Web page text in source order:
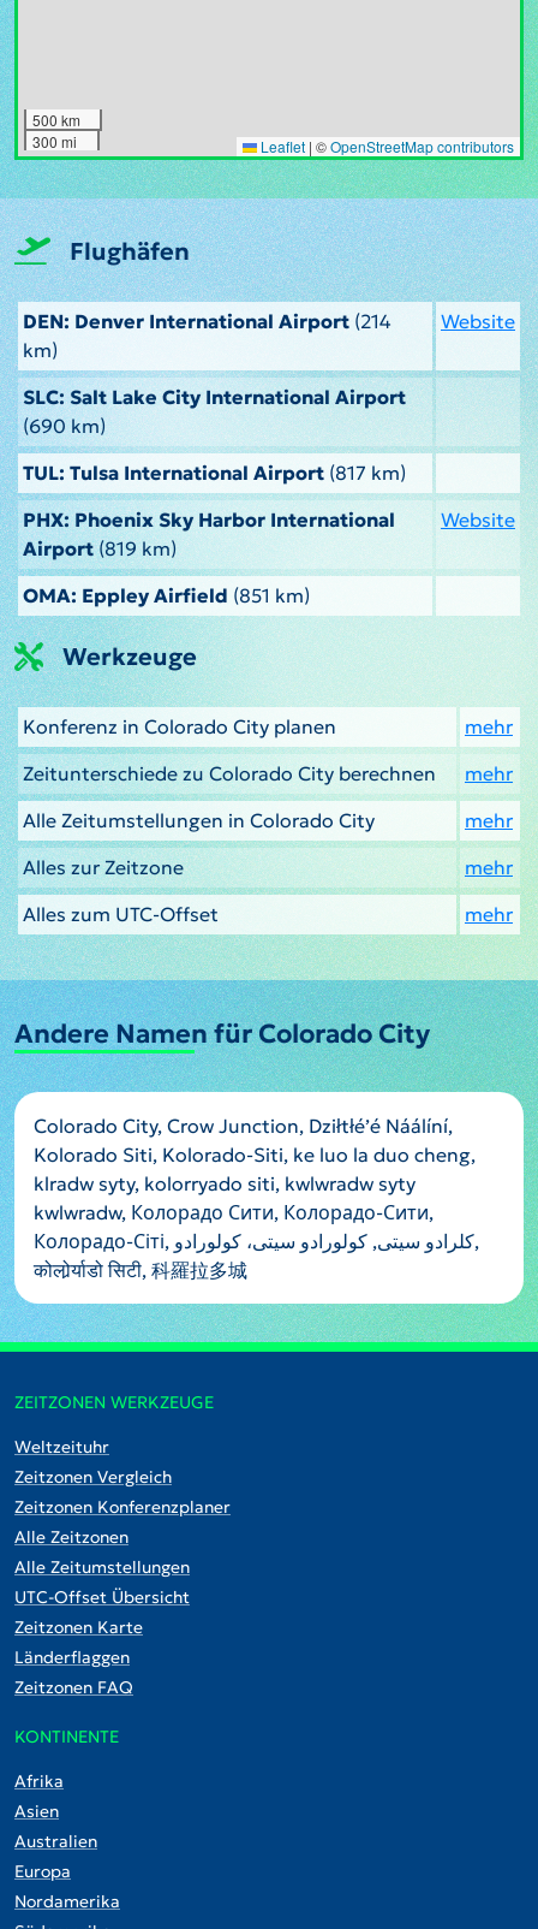
500 km
300 mi
Leaflet | ©OpenStreetMap contributors
Flughäfen
DEN: Denver International Airport (214
km)
Website
SLC: Salt Lake City International Airport
(690 km)
TUL: Tulsa International Airport (817 km)
PHX: Phoenix Sky Harbor International
Airport(819 km)
Website
OMA: Eppley Airfield (851 km)
Werkzeuge
Konferenz in Colorado City planen
mehr
Zeitunterschiede zu Colorado City berechnen
mehr
Alle Zeitumstellungen in Colorado City
mehr
Alles zur Zeitzone
mehr
Alles zum UTC-Offset
mehr
Andere Namen für Colorado City
Colorado City, Crow Junction, Dziłtłéʼé Náálíní,
Kolorado Siti, Kolorado-Siti, ke luo la duo cheng,
klradw syty, kolorryado siti, kwlwradw syty
kwlwradw, Колорадо Сити, Колорадо-Сити,
Колорадо-Сіті, کلرادو سیتی, کولورادو سیتی، کولورادو,
कोलोर्र्याडो सिटी, 科羅拉多城
ZEITZONEN WERKZEUGE
Weltzeituhr
Zeitzonen Vergleich
Zeitzonen Konferenzplaner
Alle Zeitzonen
Alle Zeitumstellungen
UTC-Offset Übersicht
Zeitzonen Karte
Länderflaggen
Zeitzonen FAQ
KONTINENTE
Afrika
Asien
Australien
Europa
Nordamerika